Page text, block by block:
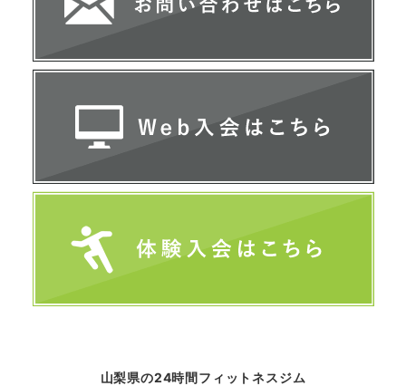
山梨県の24時間フィットネスジム